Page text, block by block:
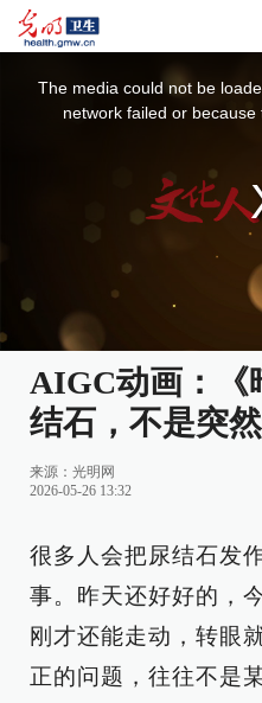
The media could not be
network failed or because
AIGC动画：《
结石，不是突
来源：光明网
2026-05-26 13:32
很多人会把尿结石发
事。昨天还好好的，
刚才还能走动，转眼
正的问题，往往不是